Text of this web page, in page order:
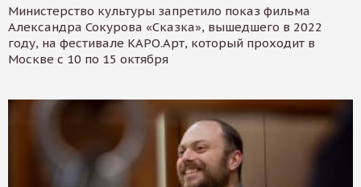
Министерство культуры запретило показ фильма
Александра Сокурова «Сказка», вышедшего в 2022
году, на фестивале КАРО.Арт, который проходит в
Москве с 10 по 15 октября